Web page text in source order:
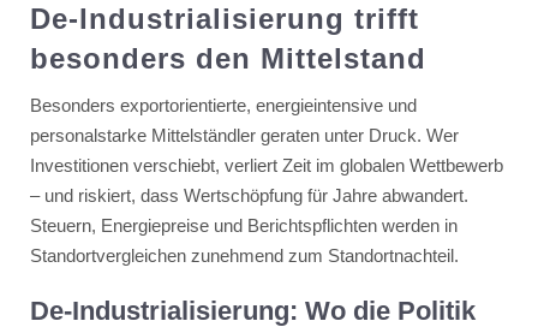
De-Industrialisierung trifft
besonders den Mittelstand
Besonders exportorientierte, energieintensive und
personalstarke Mittelständler geraten unter Druck. Wer
Investitionen verschiebt, verliert Zeit im globalen Wettbewerb
– und riskiert, dass Wertschöpfung für Jahre abwandert.
Steuern, Energiepreise und Berichtspflichten werden in
Standortvergleichen zunehmend zum Standortnachteil.
De-Industrialisierung: Wo die Politik